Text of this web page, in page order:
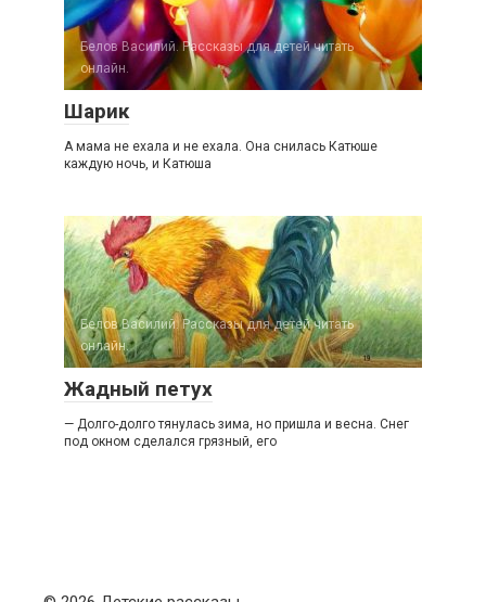
Белов Василий. Рассказы для детей читать
онлайн.
Шарик
А мама не ехала и не ехала. Она снилась Катюше
каждую ночь, и Катюша
Белов Василий. Рассказы для детей читать
онлайн.
Жадный петух
— Долго-долго тянулась зима, но пришла и весна. Снег
под окном сделался грязный, его